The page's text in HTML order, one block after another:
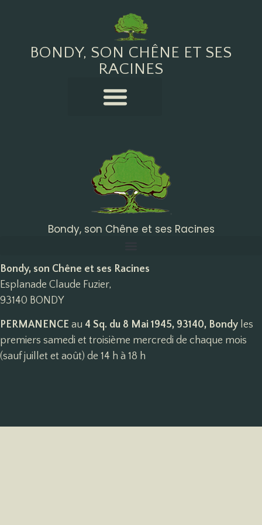
BONDY, SON CHÊNE ET SES
RACINES
Bondy, son Chêne et ses Racines
Bondy, son Chêne et ses Racines
Esplanade Claude Fuzier,
93140 BONDY
PERMANENCE au 4 Sq. du 8 Mai 1945, 93140, Bondy les
premiers samedi et troisième mercredi de chaque mois
(sauf juillet et août) de 14 h à 18 h